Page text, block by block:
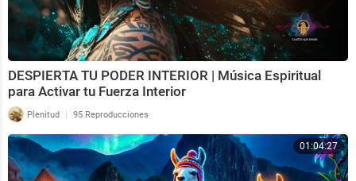
DESPIERTA TU PODER INTERIOR | Música Espiritual
para Activar tu Fuerza Interior
Plenitud | 95 Reproducciones
01:04:27